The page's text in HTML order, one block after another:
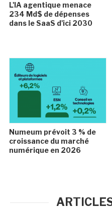
L'IA agentique menace
234 Md$ de dépenses
dans le SaaS d'ici 2030
Numeum prévoit 3 % de
croissance du marché
numérique en 2026